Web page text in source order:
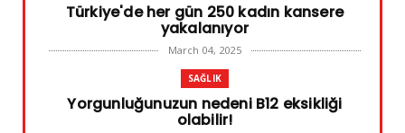
Türkiye'de her gün 250 kadın kansere
yakalanıyor
March 04, 2025
SAĞLIK
Yorgunluğunuzun nedeni B12 eksikliği
olabilir!